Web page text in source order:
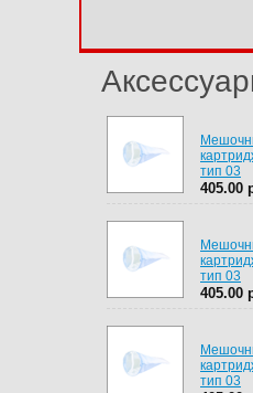
тип 03
405.00
тип 03
405.00
тип 03